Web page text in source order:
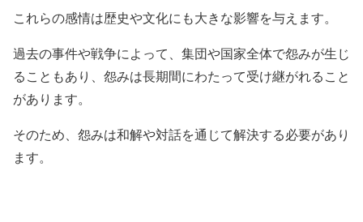
これらの感情は歴史や文化にも大きな影響を与えます。
過去の事件や戦争によって、集団や国家全体で怨みが生じ
ることもあり、怨みは長期間にわたって受け継がれること
があります。
そのため、怨みは和解や対話を通じて解決する必要があり
ます。